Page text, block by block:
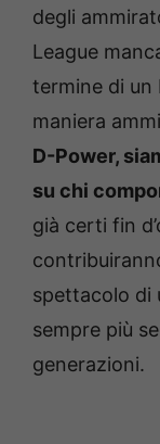
degli
League
termine di un
maniera
D-Power,
su chi
già certi fin
spettacolo di
sempre più
generazioni.